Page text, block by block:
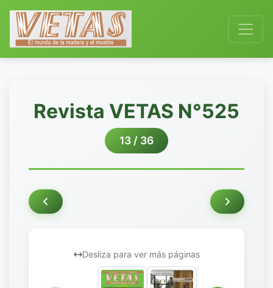
Revista VETAS N°525
13 / 36
Desliza para ver más páginas